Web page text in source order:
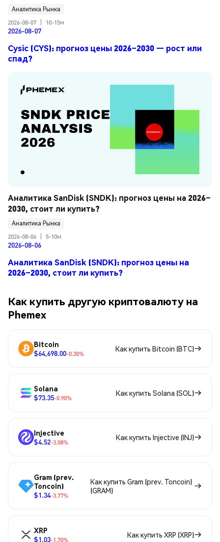
Аналитика Рынка
2026-08-07
10-15м
2026-08-07
Cysic (CYS): прогноз цены 2026–2030 — рост или
спад?
Аналитика SanDisk (SNDK): прогноз цены на 2026–
2030, стоит ли купить?
Аналитика Рынка
2026-08-06
5-10м
2026-08-06
Аналитика SanDisk (SNDK): прогноз цены на
2026–2030, стоит ли купить?
Как купить другую криптовалюту на
Phemex
Bitcoin
$64,698.00-0.30%
Как купить Bitcoin (BTC)
Solana
$73.35-0.90%
Как купить Solana (SOL)
Injective
$4.52-3.08%
Как купить Injective (INJ)
Gram (prev.
Toncoin)
$1.34-3.77%
Как купить Gram (prev. Toncoin)
(GRAM)
XRP
$1.03-1.70%
Как купить XRP (XRP)